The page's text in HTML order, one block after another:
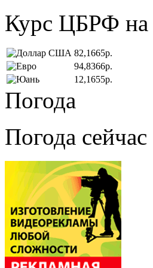
Курс ЦБРФ на
82,1665р.
94,8366р.
12,1655р.
Погода
Погода сейчас